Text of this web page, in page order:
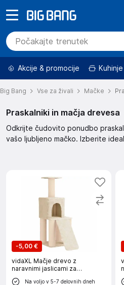
Akcije & promocije Kuhinje
Big Bang Vse za živali Mačke
Praskalniki in mačja drevesa
Odkrijte čudovito ponudbo
vašo ljubljeno mačko. Izberite
-5,00 €
vidaXL Mačje drevo z
naravnimi jaslicami za
praskanje Krem 146 cm
Na voljo v 5-7 delovnih dneh